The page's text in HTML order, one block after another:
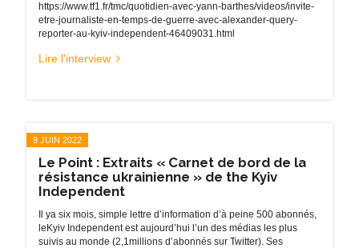
https://www.tf1.fr/tmc/quotidien-avec-yann-barthes/videos/invite-
etre-journaliste-en-temps-de-guerre-avec-alexander-query-
reporter-au-kyiv-independent-46409031.html
Lire l'interview
9 JUIN 2022
Le Point : Extraits « Carnet de bord de la
résistance ukrainienne » de the Kyiv
Independent
Il ya six mois, simple lettre d’information d’à peine 500 abonnés,
leKyiv Independent est aujourd’hui l’un des médias les plus
suivis au monde (2,1millions d’abonnés sur Twitter). Ses